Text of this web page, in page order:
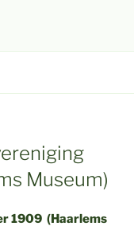
Museum)
1909 (Haarlems